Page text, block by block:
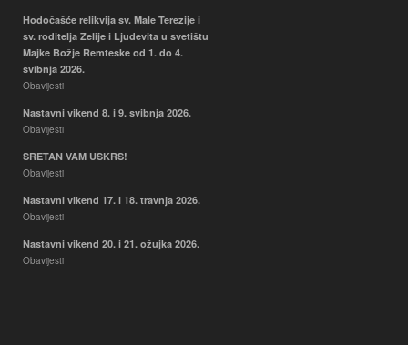
Hodočašće relikvija sv. Male Terezije i
sv. roditelja Zelije i Ljudevita u svetištu
Majke Božje Remteske od 1. do 4.
svibnja 2026.
Obavijesti
Nastavni vikend 8. i 9. svibnja 2026.
Obavijesti
SRETAN VAM USKRS!
Obavijesti
Nastavni vikend 17. i 18. travnja 2026.
Obavijesti
Nastavni vikend 20. i 21. ožujka 2026.
Obavijesti